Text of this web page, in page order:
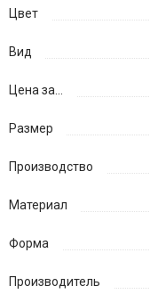
Цвет
Вид
Цена за...
Размер
Производство
Материал
Форма
Производитель